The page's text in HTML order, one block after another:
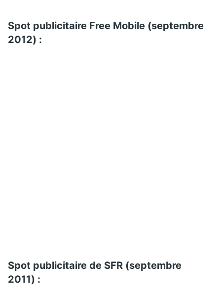
Spot publicitaire Free Mobile (septembre
2012) :
Spot publicitaire de SFR (septembre
2011) :